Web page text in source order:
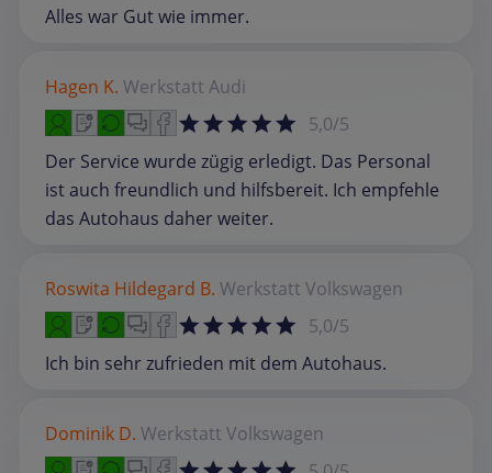
Alles war Gut wie immer.
Hagen K. Werkstatt Audi
5,0/5
Der Service wurde zügig erledigt. Das Personal
ist auch freundlich und hilfsbereit. Ich empfehle
das Autohaus daher weiter.
Roswita Hildegard B. Werkstatt Volkswagen
5,0/5
Ich bin sehr zufrieden mit dem Autohaus.
Dominik D. Werkstatt Volkswagen